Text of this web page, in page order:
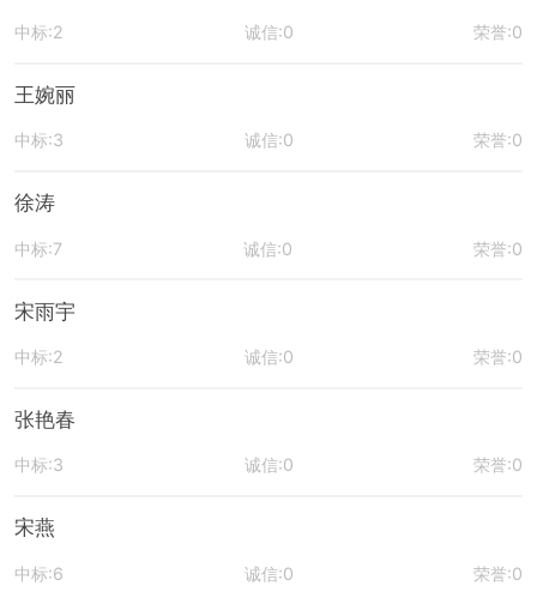
中标:2 诚信:0 荣誉:0
王婉丽
中标:3 诚信:0 荣誉:0
徐涛
中标:7 诚信:0 荣誉:0
宋雨宇
中标:2 诚信:0 荣誉:0
张艳春
中标:3 诚信:0 荣誉:0
宋燕
中标:6 诚信:0 荣誉:0